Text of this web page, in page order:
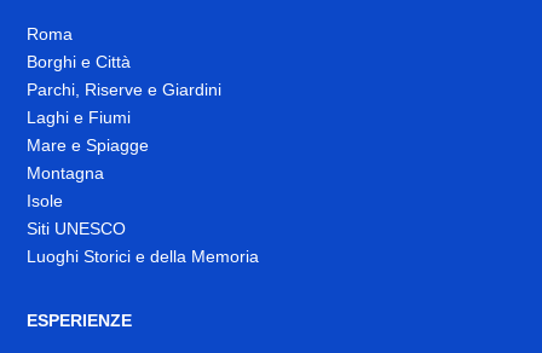
Roma
Borghi e Città
Parchi, Riserve e Giardini
Laghi e Fiumi
Mare e Spiagge
Montagna
Isole
Siti UNESCO
Luoghi Storici e della Memoria
ESPERIENZE